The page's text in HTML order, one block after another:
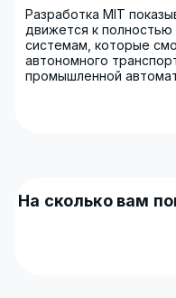
Разработка MIT
движется к
системам, которые
автономного
промышленной
На сколько вам